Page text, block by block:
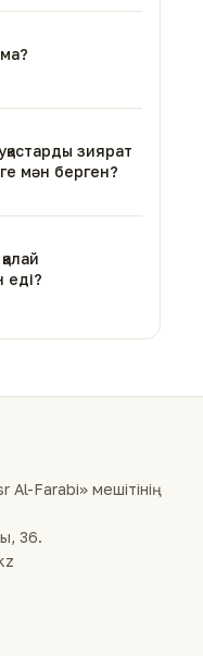
мән берген?
еді?
Farabi» мешітінің
36.